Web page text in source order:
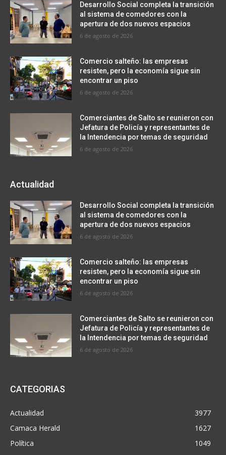
Desarrollo Social completa la transición
al sistema de comedores con la
apertura de dos nuevos espacios
6 de agosto de 2026
Comercio salteño: las empresas
resisten, pero la economía sigue sin
encontrar un piso
6 de agosto de 2026
Comerciantes de Salto se reunieron con
Jefatura de Policía y representantes de
la Intendencia por temas de seguridad
6 de agosto de 2026
Actualidad
Desarrollo Social completa la transición
al sistema de comedores con la
apertura de dos nuevos espacios
6 de agosto de 2026
Comercio salteño: las empresas
resisten, pero la economía sigue sin
encontrar un piso
6 de agosto de 2026
Comerciantes de Salto se reunieron con
Jefatura de Policía y representantes de
la Intendencia por temas de seguridad
6 de agosto de 2026
CATEGORIAS
Actualidad
3977
Camaca Herald
1627
Política
1049